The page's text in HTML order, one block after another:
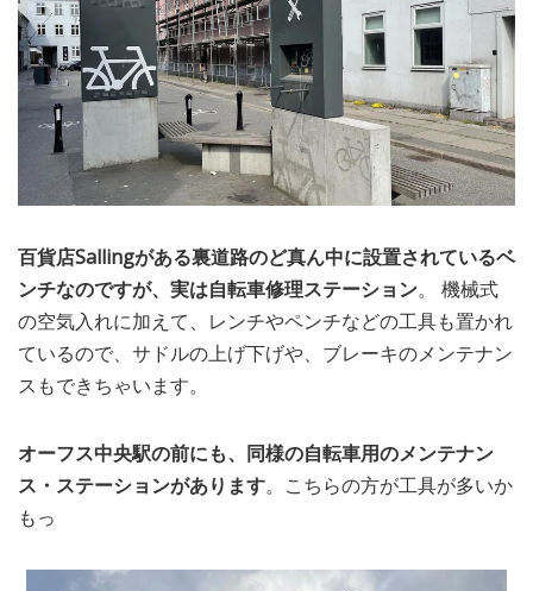
百貨店Sallingがある裏道路のど真ん中に設置されているベ
ンチなのですが、実は自転車修理ステーション。 機械式
の空気入れに加えて、レンチやペンチなどの工具も置かれ
ているので、サドルの上げ下げや、ブレーキのメンテナン
スもできちゃいます。
オーフス中央駅の前にも、同様の自転車用のメンテナン
ス・ステーションがあります。こちらの方が工具が多いか
もっ